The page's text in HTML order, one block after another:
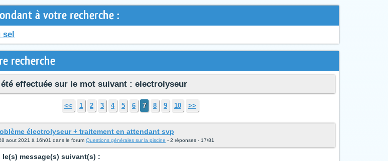
à votre recherche :
sel
recherche
été effectuée sur le mot suivant : electrolyseur
<< 1 2 3 4 5 6 7 8 9 10 >>
électrolyseur + traitement en attendant svp
aout 2021 à 16h01 dans le forum Questions générales sur la piscine - 2 réponses - 17/81
message(s) suivant(s) :